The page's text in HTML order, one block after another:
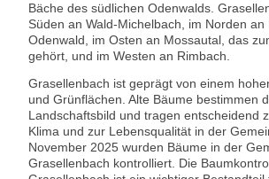
Bäche des südlichen Odenwalds.
Süden an Wald-Michelbach, im Norden an
Odenwald, im Osten an Mossautal, das
gehört, und im Westen an Rimbach.
Grasellenbach ist geprägt von einem
und Grünflächen. Alte Bäume bestimmen
Landschaftsbild und tragen entscheidend
Klima und zur Lebensqualität in der
November 2025 wurden Bäume in der
Grasellenbach kontrolliert. Die